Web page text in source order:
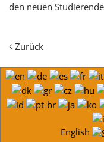
den neuen
Zurück
English